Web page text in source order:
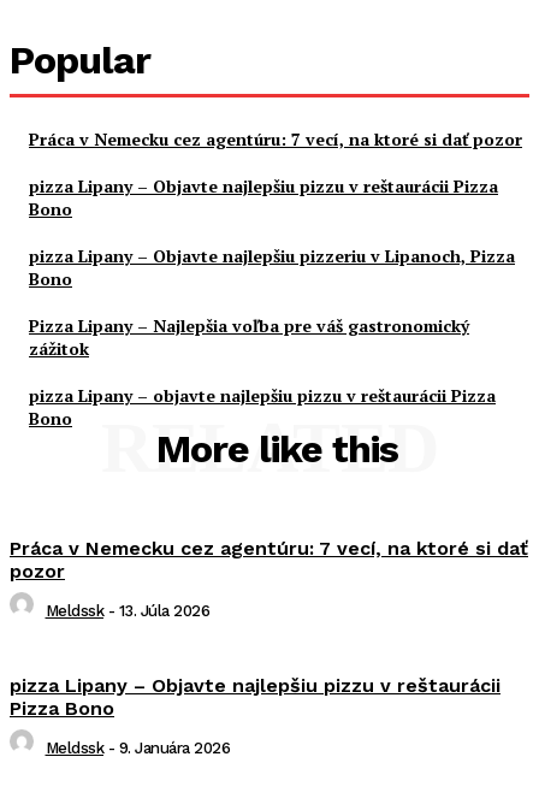
Popular
Práca v Nemecku cez agentúru: 7 vecí, na ktoré si dať pozor
pizza Lipany – Objavte najlepšiu pizzu v reštaurácii Pizza
Bono
pizza Lipany – Objavte najlepšiu pizzeriu v Lipanoch, Pizza
Bono
Pizza Lipany – Najlepšia voľba pre váš gastronomický
zážitok
pizza Lipany – objavte najlepšiu pizzu v reštaurácii Pizza
Bono
More like this
RELATED
Práca v Nemecku cez agentúru: 7 vecí, na ktoré si dať
pozor
Meldssk - 13. Júla 2026
pizza Lipany – Objavte najlepšiu pizzu v reštaurácii
Pizza Bono
Meldssk - 9. Januára 2026